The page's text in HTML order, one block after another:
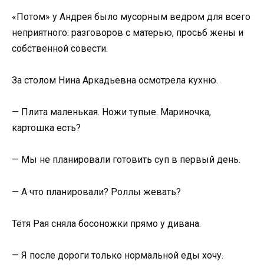
«Потом» у Андрея было мусорным ведром для всего
неприятного: разговоров с матерью, просьб жены и
собственной совести.
За столом Нина Аркадьевна осмотрела кухню.
— Плита маленькая. Ножи тупые. Мариночка,
картошка есть?
— Мы не планировали готовить суп в первый день.
— А что планировали? Роллы жевать?
Тётя Рая сняла босоножки прямо у дивана.
— Я после дороги только нормальной еды хочу.